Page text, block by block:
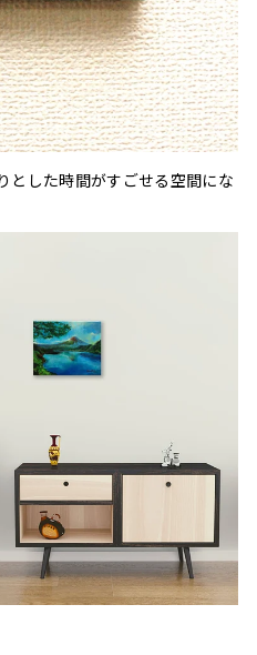
とした時間がすごせる空間にな